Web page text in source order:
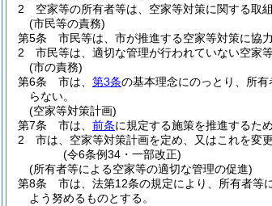
2
空家等の所有者等は、空家等対策に関する取
(市民等の責務)
第5条
市民等は、市が推進する空家等対策に協
2
市民等は、適切な管理が行われていない空家
(市の責務)
第6条
市は、 第3条の基本理念にのっとり、所
らない。
(空家等対策計画)
第7条
市は、 前条に規定する施策を推進するた
2
市は、空家等対策計画を定め、又はこれを変
(令6条例34・一部改正)
(所有者等による空家等の適切な管理の促進)
第8条
市は、法第12条の規定により、所有者等
よう努めるものとする。